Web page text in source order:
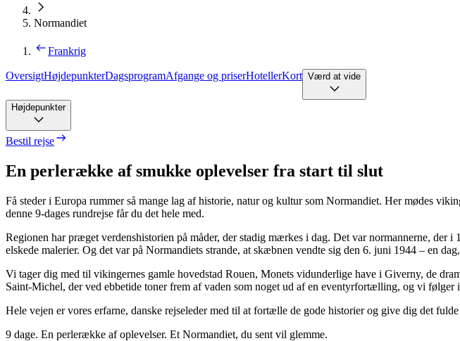
Normandiet
Frankrig
OversigtHøjdepunkterDagsprogramAfgange og priserHotellerKort Værd at vide
Højdepunkter
Bestil rejse
En perlerække af smukke oplevelser fra start til slut
Få steder i Europa rummer så mange lag af historie, natur og kultur som Normandiet. Her mødes
denne 9-dages rundrejse får du det hele med.
Regionen har præget verdenshistorien på måder, der stadig mærkes i dag. Det var normannerne, der
elskede malerier. Og det var på Normandiets strande, at skæbnen vendte sig den 6. juni 1944 – en
Vi tager dig med til vikingernes gamle hovedstad Rouen, Monets vidunderlige have i Giverny, de
Saint-Michel, der ved ebbetide toner frem af vaden som noget ud af en eventyrfortælling, og vi
Hele vejen er vores erfarne, danske rejseleder med til at fortælle de gode historier og give dig det
9 dage. En perlerække af oplevelser. Et Normandiet, du sent vil glemme.